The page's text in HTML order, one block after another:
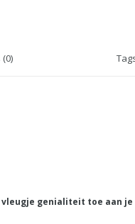
vleugje genialiteit toe aan